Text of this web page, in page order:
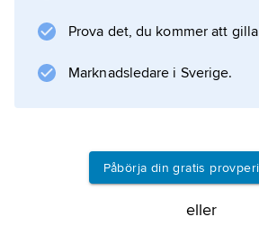
(1832),
Standaret
(1847) och
Prova det, du kommer att
Marknadsledare i Sverige.
Påbörja din gratis
eller